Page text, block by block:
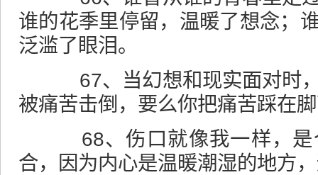
谁的花季里停留，温暖了想念；
泛滥了眼泪。
67、当幻想和现实面对时，
被痛苦击倒，要么你把痛苦踩在
68、伤口就像我一样，是
合，因为内心是温暖潮湿的地方